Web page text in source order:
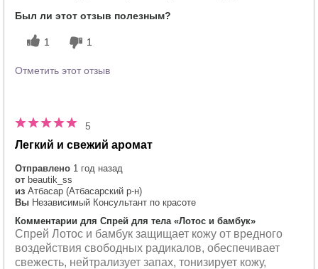
Был ли этот отзыв полезным?
1 1
Отметить этот отзыв
5
Легкий и свежий аромат
Отправлено 1 год назад
от beautik_ss
из Атбасар (Атбасарский р-н)
Вы Независимый Консультант по красоте
Комментарии для Спрей для тела «Лотос и бамбук»
Спрей Лотос и бамбук защищает кожу от вредного
воздействия свободных радикалов, обеспечивает
свежесть, нейтрализует запах, тонизирует кожу,